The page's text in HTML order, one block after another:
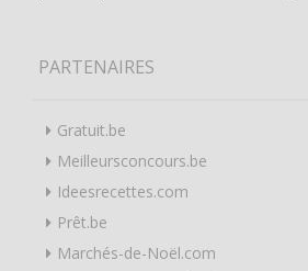
PARTENAIRES
Gratuit.be
Meilleursconcours.be
Ideesrecettes.com
Prêt.be
Marchés-de-Noël.com